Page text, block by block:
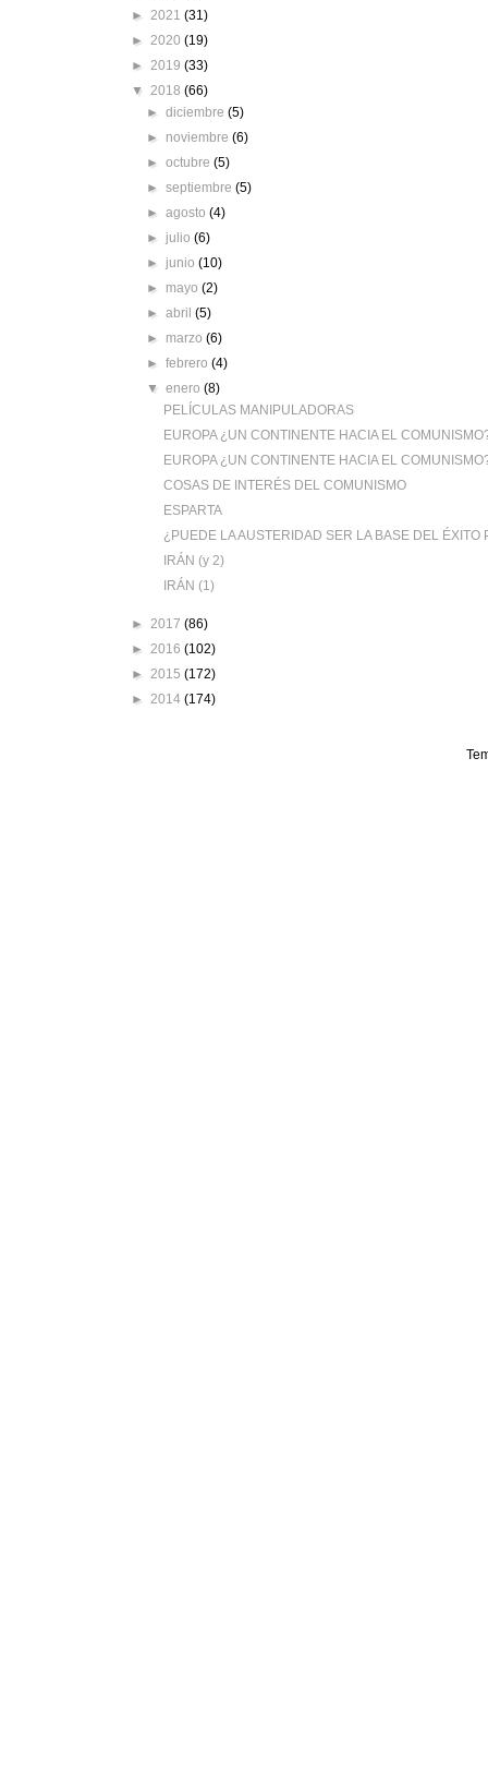
► 2021 (31)
► 2020 (19)
► 2019 (33)
▼ 2018 (66)
►diciembre(5)
► noviembre(6)
►octubre(5)
►septiembre(5)
►agosto(4)
► julio(6)
► junio(10)
► mayo(2)
►abril(5)
► marzo(6)
►febrero(4)
▼enero(8)
PELÍCULAS MANIPULADORAS
EUROPA ¿UN CONTINENTE HACIA EL
EUROPA ¿UN CONTINENTE HACIA EL
COSAS DE INTERÉS DEL COMUNISMO
ESPARTA
¿PUEDE LA AUSTERIDAD SER LA BASE DEL ÉXITO
IRÁN (y 2)
IRÁN (1)
► 2017 (86)
► 2016 (102)
► 2015 (172)
► 2014 (174)